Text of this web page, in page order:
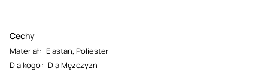
Cechy
Materiał: Elastan, Poliester
Dla kogo: Dla Mężczyzn